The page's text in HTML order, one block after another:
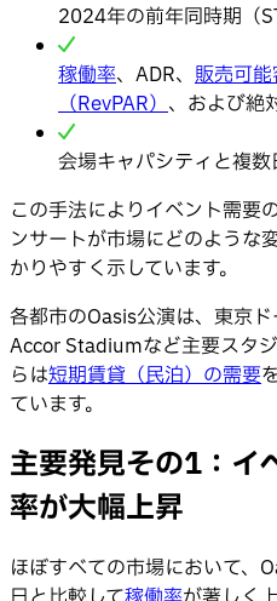
2024年の前年同時期（
稼働率、ADR、 販売可
（RevPAR） 、および絶
会場キャパシティと複
この手法によりイベント需要
ンサートが市場にどのような
かりやすく示しています。
各都市のOasis公演は、東京
Accor Stadiumなど主要スタ
らは短期賃貸（民泊）の需要
ています。
主要発見その1：イ
率が大幅上昇
ほぼすべての市場において、